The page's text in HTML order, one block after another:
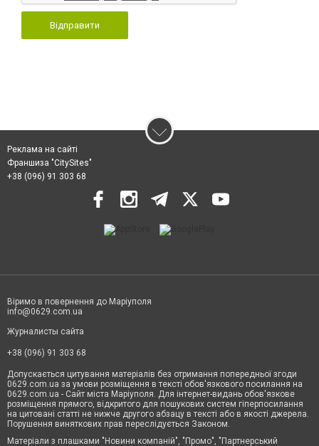
Відправити
Реклама на сайті
Франшиза "CitySites"
+38 (096) 91 303 68
Віримо в повернення до Маріуполя
info@0629.com.ua
Журналисты сайта
+38 (096) 91 303 68
Допускається цитування матеріалів без отримання попередньої згоди
0629.com.ua за умови розміщення в тексті обов'язкового посилання на
0629.com.ua - Сайт міста Маріуполя. Для інтернет-видань обов'язкове
розміщення прямого, відкритого для пошукових систем гіперпосилання
на цитовані статті не нижче другого абзацу в тексті або в якості джерела.
Порушення виняткових прав переслідується Законом.
Матеріали з плашками "Новини компаній", "Промо", "Партнерський